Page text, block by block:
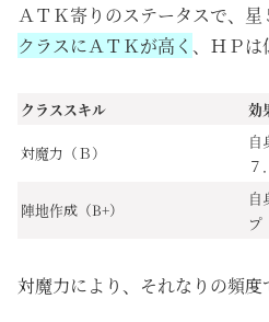
ＡＴＫ寄りのステータスで、
クラスにＡＴＫが高く 、ＨＰは
クラススキル 効
対魔力（Ｂ）
自
７
陣地作成（B+）
自
プ
対魔力により、それなりの頻度